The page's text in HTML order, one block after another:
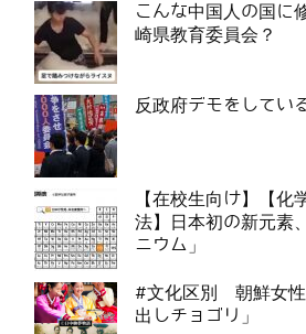
こんな中国人の国に
崎県教育委員会？
反政府デモをしてい
【在校生向け】【化
法】日本初の新元
ニウム」
#文化区別 朝鮮女性
出しチョゴリ」